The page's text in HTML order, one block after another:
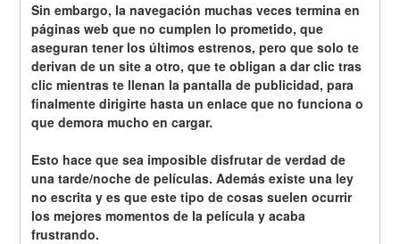
Sin embargo, la navegación muchas veces termina en
páginas web que no cumplen lo prometido, que
aseguran tener los últimos estrenos, pero que solo te
derivan de un site a otro, que te obligan a dar clic tras
clic mientras te llenan la pantalla de publicidad, para
finalmente dirigirte hasta un enlace que no funciona o
que demora mucho en cargar.
Esto hace que sea imposible disfrutar de verdad de
una tarde/noche de películas. Además existe una ley
no escrita y es que este tipo de cosas suelen ocurrir
los mejores momentos de la película y acaba
frustrando.